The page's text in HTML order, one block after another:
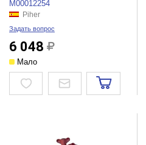
М00012254
Piher
Задать вопрос
6 048
Мало